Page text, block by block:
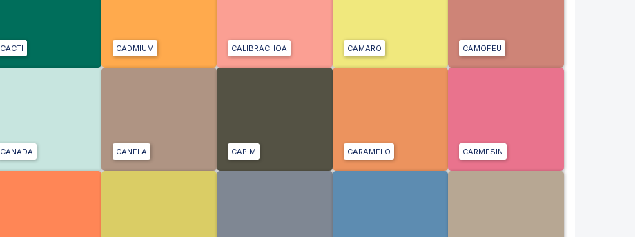
CACTI CADMIUM CALIBRACHOA CAMARO CAMOFEU
CANADA CANELA CAPIM CARAMELO CARMESIN